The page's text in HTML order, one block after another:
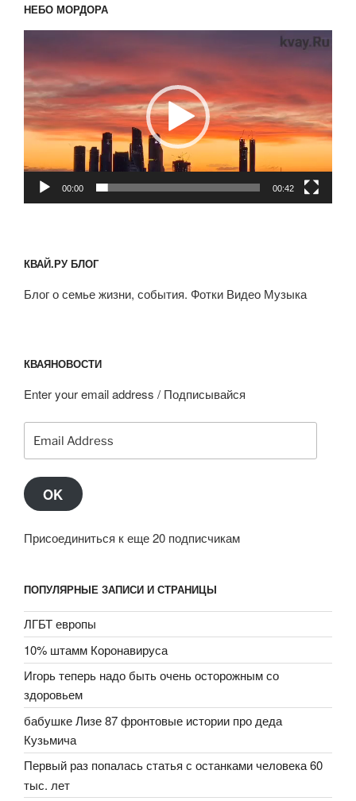
НЕБО МОРДОРА
00:00 00:42
КВАЙ.РУ БЛОГ
Блог о семье жизни, события. Фотки Видео Музыка
КВАЯНОВОСТИ
Enter your email address / Подписывайся
Address
OK
Присоединиться к еще 20 подписчикам
ПОПУЛЯРНЫЕ ЗАПИСИ И СТРАНИЦЫ
ЛГБТ европы
10% штамм Коронавируса
Игорь теперь надо быть очень осторожным со
здоровьем
бабушке Лизе 87 фронтовые истории про деда
Кузьмича
Первый раз попалась статья с останками человека 60
тыс. лет